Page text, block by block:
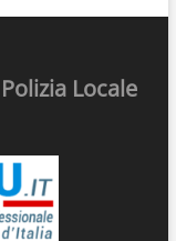
Locale